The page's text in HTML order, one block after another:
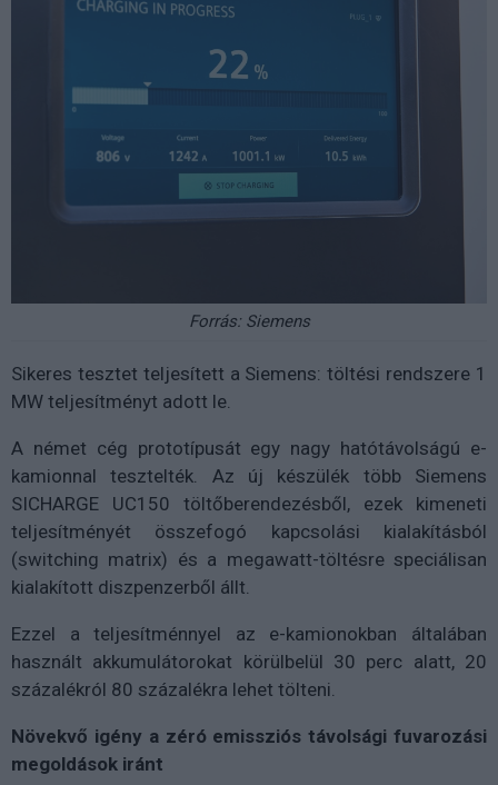
Forrás: Siemens
Sikeres tesztet teljesített a Siemens: töltési rendszere 1
MW teljesítményt adott le.
A német cég prototípusát egy nagy hatótávolságú e-
kamionnal tesztelték. Az új készülék több Siemens
SICHARGE UC150 töltőberendezésből, ezek kimeneti
teljesítményét összefogó kapcsolási kialakításból
(switching matrix) és a megawatt-töltésre speciálisan
kialakított diszpenzerből állt.
Ezzel a teljesítménnyel az e-kamionokban általában
használt akkumulátorokat körülbelül 30 perc alatt, 20
százalékról 80 százalékra lehet tölteni.
Növekvő igény a zéró emissziós távolsági fuvarozási
megoldások iránt